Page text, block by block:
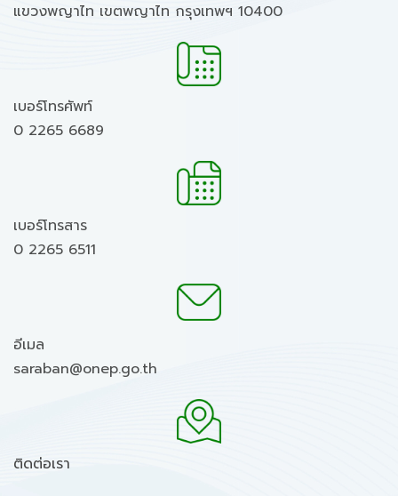
แขวงพญาไท เขตพญาไท กรุงเทพฯ 10400
เบอร์โทรศัพท์
0 2265 6689
เบอร์โทรสาร
0 2265 6511
อีเมล
saraban@onep.go.th
ติดต่อเรา